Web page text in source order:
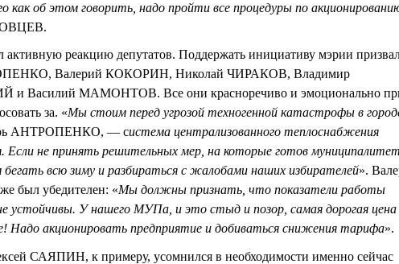
как об этом говорить, надо пройти все процедуры по
активную реакцию депутатов. Поддержать инициативу мэрии
Валерий КОКОРИН, Николай ЧИРАКОВ, Владимир
и Василий МАМОНТОВ. Все они красноречиво и эмоционально
за. «Мы стоим перед угрозой техногенной катастрофы в
АНТРОПЕНКО, — система централизованного теплоснабжения
Если не принять решительных мер, на которые готов
всю зиму и разбираться с жалобами наших избирателей».
был убедителен: «Мы должны признать, что показатели работы
устойчивы. У нашего МУПа, и это стыд и позор, самая дорогая цена
Надо акционировать предприятие и добиваться снижения тарифа».
САЯПИН, к примеру, усомнился в необходимости именно сейчас